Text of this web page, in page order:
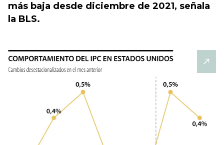
más baja desde diciembre de 2021, señala
la BLS.